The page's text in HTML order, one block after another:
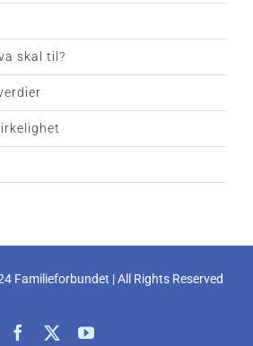
skal til?
Familieforbundet | All Rights Reserved
Facebook YouTube